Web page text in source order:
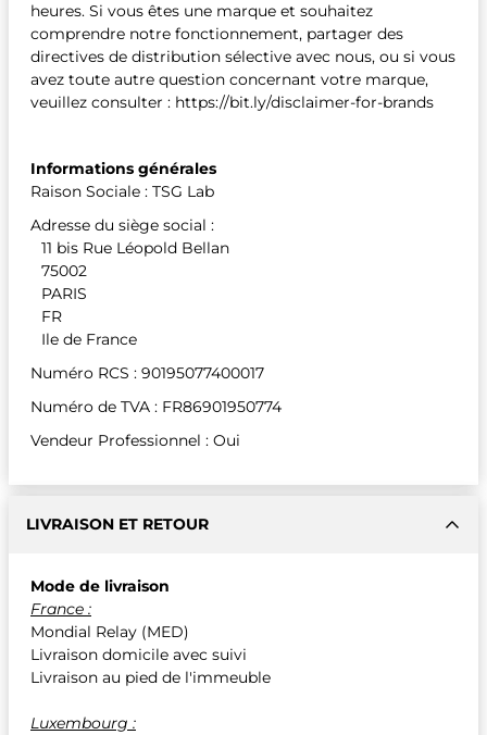
heures. Si vous êtes une marque et souhaitez
comprendre notre fonctionnement, partager des
directives de distribution sélective avec nous, ou si vous
avez toute autre question concernant votre marque,
veuillez consulter : https://bit.ly/disclaimer-for-brands
Informations générales
Raison Sociale : TSG Lab
Adresse du siège social :
11 bis Rue Léopold Bellan
75002
PARIS
FR
Ile de France
Numéro RCS : 90195077400017
Numéro de TVA : FR86901950774
Vendeur Professionnel : Oui
LIVRAISON ET RETOUR
Mode de livraison
France :
Mondial Relay (MED)
Livraison domicile avec suivi
Livraison au pied de l'immeuble
Luxembourg :